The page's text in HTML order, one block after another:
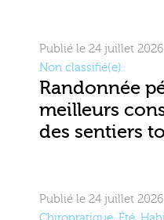
Publié le 24 juillet 2026
Non classifié(e)
Randonnée
meilleurs
des sentiers
Publié le 24 juillet 2026